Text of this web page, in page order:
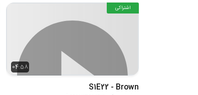
04:58
اشتراکی
S1E22 - Brown